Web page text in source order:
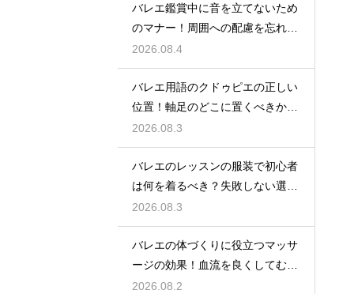
バレエ鑑賞中に音を立てないため
のマナー！周囲への配慮を忘れず
に
2026.08.4
バレエ用語のクドゥピエの正しい
位置！軸足のどこに置くべきかを
徹底解説
2026.08.3
バレエのレッスンの服装で初心者
は何を着るべき？失敗しない選び
方
2026.08.3
バレエの体づくりに役立つマッサ
ージの効果！血流を良くしてむく
みスッキリ
2026.08.2